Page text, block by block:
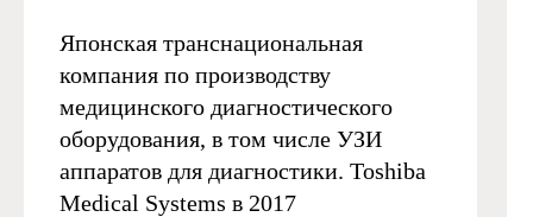
Японская транснациональная
компания по производству
медицинского диагностического
оборудования, в том числе УЗИ
аппаратов для диагностики. Toshiba
Medical Systems в 2017